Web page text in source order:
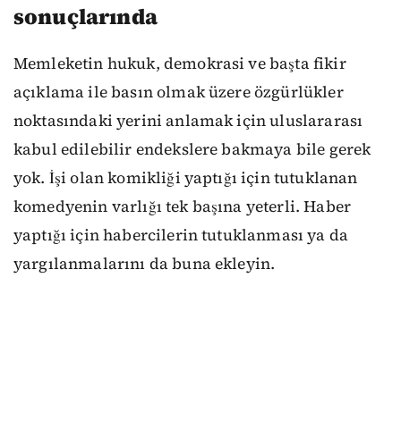
sonuçlarında
Memleketin hukuk, demokrasi ve başta fikir
açıklama ile basın olmak üzere özgürlükler
noktasındaki yerini anlamak için uluslararası
kabul edilebilir endekslere bakmaya bile gerek
yok. İşi olan komikliği yaptığı için tutuklanan
komedyenin varlığı tek başına yeterli. Haber
yaptığı için habercilerin tutuklanması ya da
yargılanmalarını da buna ekleyin.